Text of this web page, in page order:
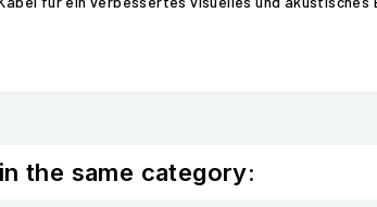
the same category: